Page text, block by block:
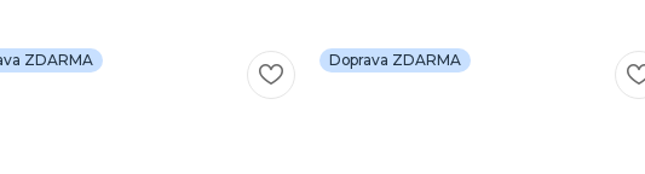
ZDARMA Doprava ZDARMA